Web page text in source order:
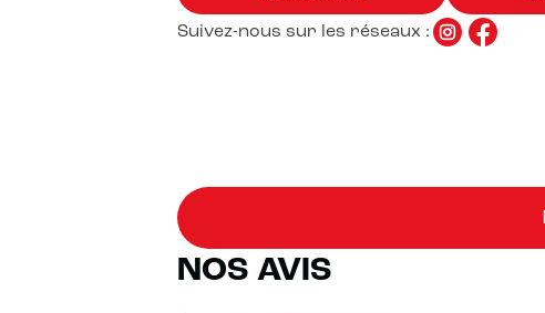
Suivez-nous sur les réseaux :
NOS AVIS